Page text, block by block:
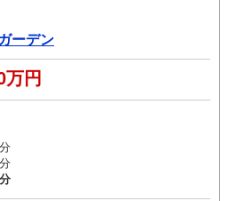
ーデン
万円